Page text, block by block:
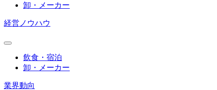
卸・メーカー
経営ノウハウ
飲食・宿泊
卸・メーカー
業界動向